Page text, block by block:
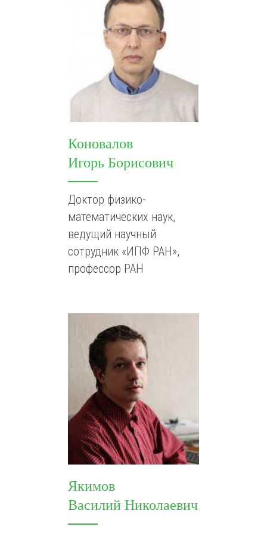
Коновалов
Игорь Борисович
Доктор физико-
математических наук,
ведущий научный
сотрудник «ИПФ РАН»,
профессор РАН
Якимов
Василий Николаевич